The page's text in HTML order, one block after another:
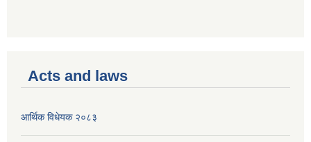
Acts and laws
आर्थिक विधेयक २०८३